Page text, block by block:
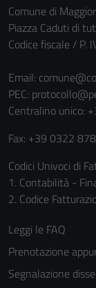
Comune di
Piazza Caduti di
Codice fiscale /
Email:
PEC:
Centralino unico:
Fax: +39 0322
Codici Univoci di
1. Contabilità -
2. Codice
Leggi le FAQ
Prenotazione
Segnalazione